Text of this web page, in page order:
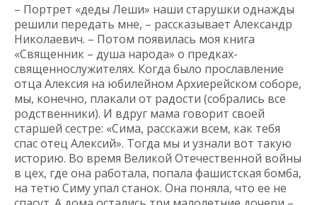
– Портрет «деды Леши» наши старушки однажды
решили передать мне, – рассказывает Александр
Николаевич. – Потом появилась моя книга
«Священник – душа народа» о предках-
священнослужителях. Когда было прославление
отца Алексия на юбилейном Архиерейском соборе,
мы, конечно, плакали от радости (собрались все
родственники). И вдруг мама говорит своей
старшей сестре: «Сима, расскажи всем, как тебя
спас отец Алексий». Тогда мы и узнали вот такую
историю. Во время Великой Отечественной войны
в цех, где она работала, попала фашистская бомба,
на тетю Симу упал станок. Она поняла, что ее не